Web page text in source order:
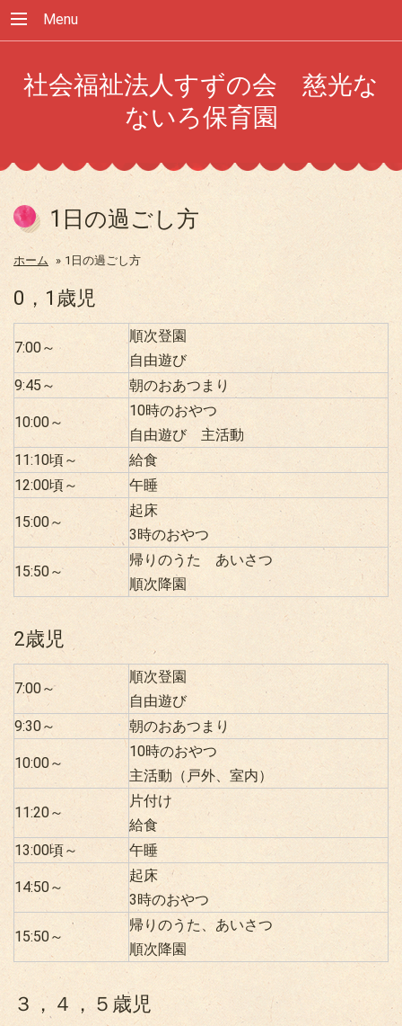
Menu
社会福祉法人すずの会 慈光な
ないろ保育園
1日の過ごし方
ホーム » 1日の過ごし方
0，1歳児
7:00～
順次登園
自由遊び
9:45～
朝のおあつまり
10:00～
10時のおやつ
自由遊び 主活動
11:10頃～
給食
12:00頃～
午睡
15:00～
起床
3時のおやつ
15:50～
帰りのうた あいさつ
順次降園
2歳児
7:00～
順次登園
自由遊び
9:30～
朝のおあつまり
10:00～
10時のおやつ
主活動（戸外、室内）
11:20～
片付け
給食
13:00頃～
午睡
14:50～
起床
3時のおやつ
15:50～
帰りのうた、あいさつ
順次降園
３，４，５歳児